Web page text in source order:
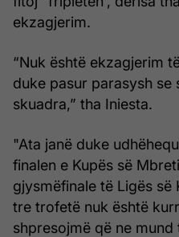
ekzagjerim.
“Nuk është ekzagjerim
duke pasur parasysh se
skuadra,” tha Iniesta.
"Ata janë duke
finalen e Kupës së
gjysmëfinale të Ligës së
tre trofetë nuk është
shpresojmë që ne